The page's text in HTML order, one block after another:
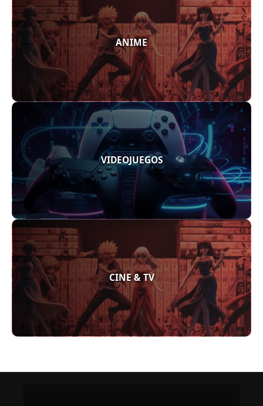
ANIME
VIDEOJUEGOS
CINE & TV